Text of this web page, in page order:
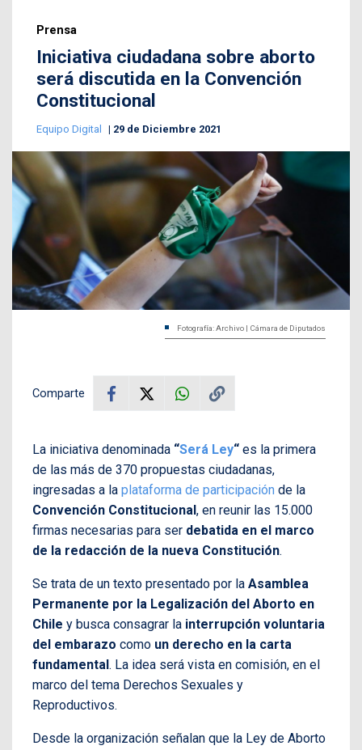
Prensa
Iniciativa ciudadana sobre aborto
será discutida en la Convención
Constitucional
Equipo Digital 29 de Diciembre 2021
Fotografía: Archivo | Cámara de Diputados
Comparte
La iniciativa denominada “Será Ley“ es la primera
de las más de 370 propuestas ciudadanas,
ingresadas a la plataforma de participación de la
Convención Constitucional , en reunir las 15.000
firmas necesarias para ser debatida en el marco
de la redacción de la nueva Constitución.
Se trata de un texto presentado por la Asamblea
Permanente por la Legalización del Aborto en
Chile y busca consagrar la interrupción voluntaria
del embarazo como un derecho en la carta
fundamental . La idea será vista en comisión, en el
marco del tema Derechos Sexuales y
Reproductivos.
Desde la organización señalan que la Ley de Aborto